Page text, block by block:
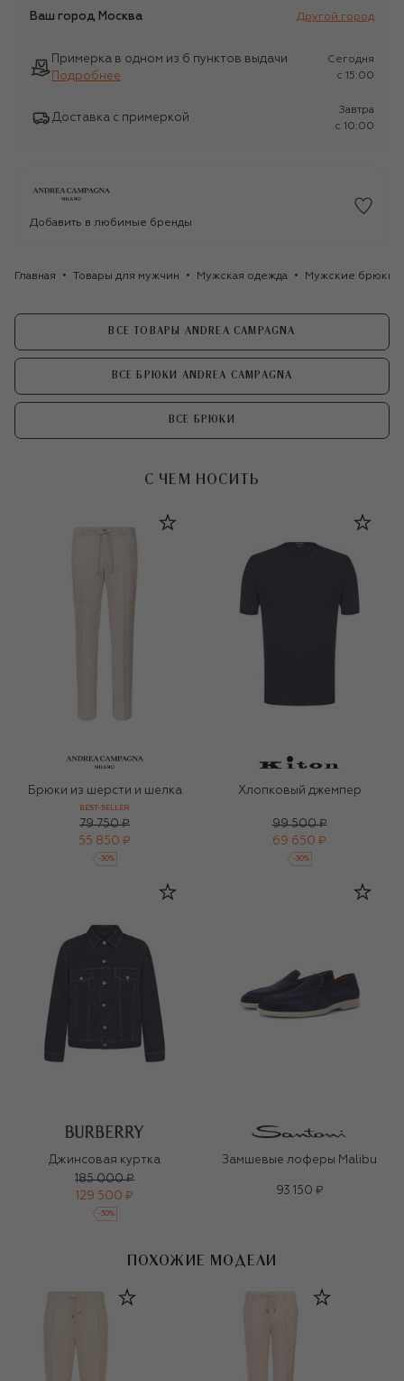
Ваш город Москва Другой город
Примерка в одном из 6 пунктов выдачи
Подробнее
Сегодня
c 15:00
Доставка с примеркой
Завтра
c 10:00
Добавить в любимые бренды
Главная Товары для мужчин Мужская одежда Мужские брюки
ВСЕ ТОВАРЫ ANDREA CAMPAGNA
ВСЕ БРЮКИ ANDREA CAMPAGNA
ВСЕ БРЮКИ
С ЧЕМ НОСИТЬ
Брюки из шерсти и шелка
BEST-SELLER
79 750 ₽
55 850 ₽
-30%
Хлопковый джемпер
99 500 ₽
69 650 ₽
-30%
Джинсовая куртка
185 000 ₽
129 500 ₽
-30%
Замшевые лоферы Malibu
93 150 ₽
ПОХОЖИЕ МОДЕЛИ